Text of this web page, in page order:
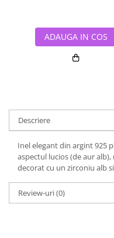
ADAUGA IN COS
Descriere
Inel elegant din argint 925
aspectul lucios (de aur
decorat cu un zirconiu alb
Review-uri(0)